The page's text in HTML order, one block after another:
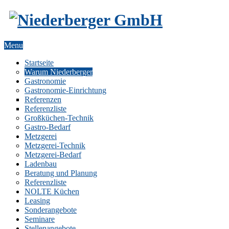
Menu
Startseite
Warum Niederberger
Gastronomie
Gastronomie-Einrichtung
Referenzen
Referenzliste
Großküchen-Technik
Gastro-Bedarf
Metzgerei
Metzgerei-Technik
Metzgerei-Bedarf
Ladenbau
Beratung und Planung
Referenzliste
NOLTE Küchen
Leasing
Sonderangebote
Seminare